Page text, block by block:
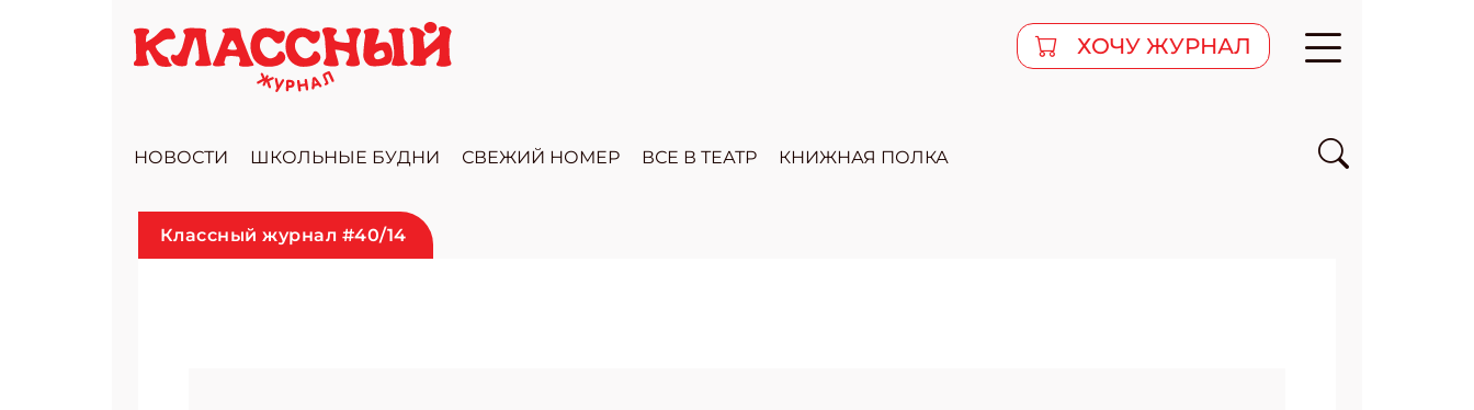
ХОЧУ ЖУРНАЛ
НОВОСТИ ШКОЛЬНЫЕ БУДНИ СВЕЖИЙ НОМЕР ВСЕ В ТЕАТР КНИЖНАЯ ПОЛКА
Классный журнал #40/14